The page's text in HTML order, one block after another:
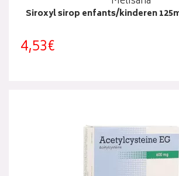
Siroxyl sirop enfants/kinderen
4,53€